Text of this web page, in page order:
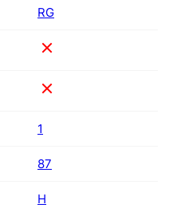
RG
1
87
H